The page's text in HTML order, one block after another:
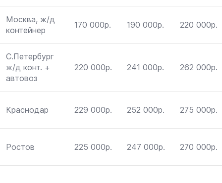
Москва, ж/д
контейнер
170 000р. 190 000р. 220 000р.
С.Петербург
ж/д конт. +
автовоз
220 000р. 241 000р. 262 000р.
Краснодар 229 000р. 252 000р. 275 000р.
Ростов 225 000р. 247 000р. 270 000р.